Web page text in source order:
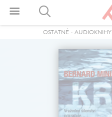
OSTATNÉ - AUDIOKNIHY